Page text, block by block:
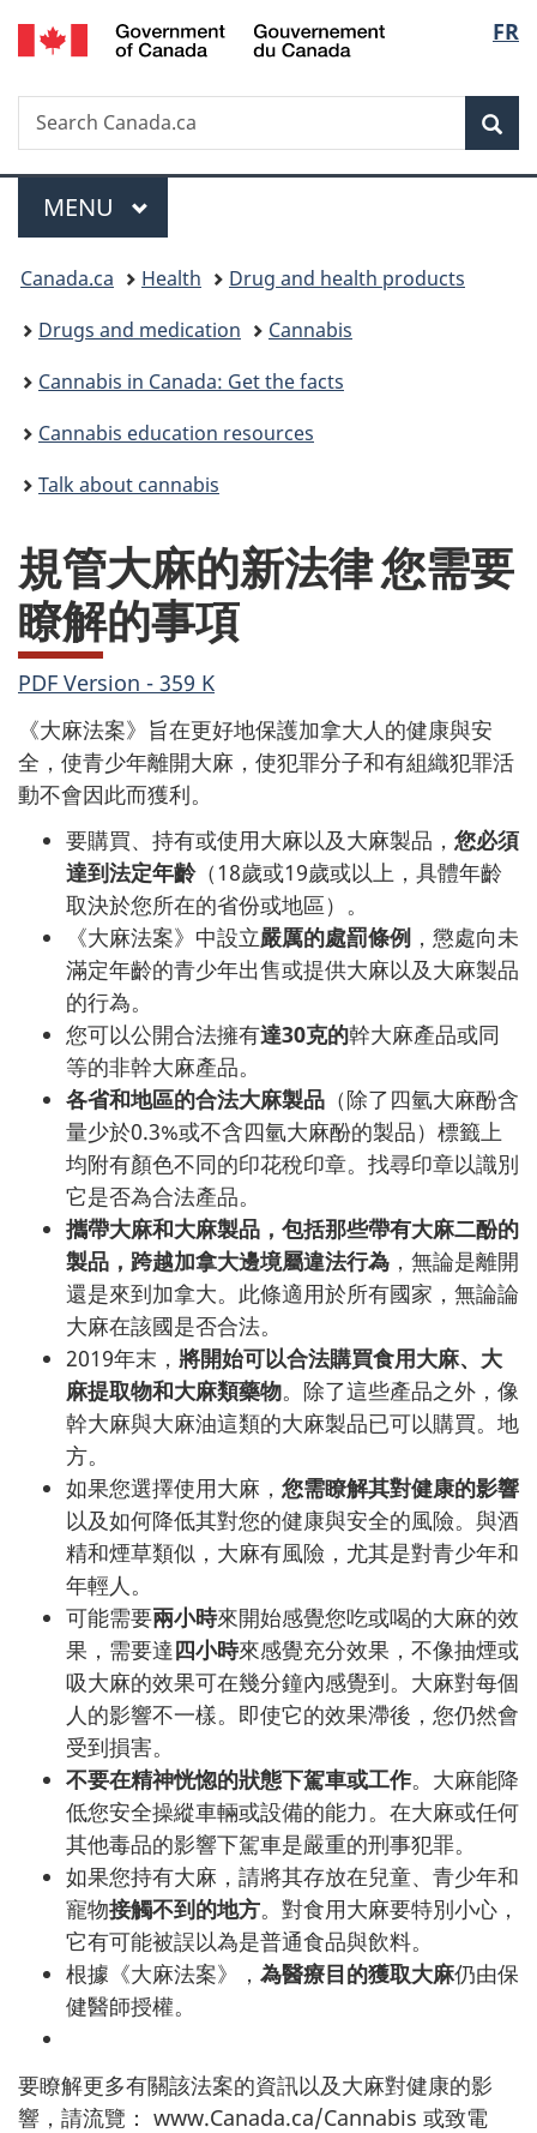
Skip
to
Skip
to
Switch
to
FR
Search
Search
Canada.ca
Menu
MAIN
MENU
You
are
here:
Canada.ca Health
Drug and health products
Drugs and medication
Cannabis
Cannabis in Canada: Get the facts
Cannabis education resources
Talk about cannabis
規管大麻的新法律 您需要
瞭解的事項
PDF Version - 359 K
《大麻法案》旨在更好地保護加拿大人的健康與安
全，使青少年離開大麻，使犯罪分子和有組織犯罪活
動不會因此而獲利。
要購買、持有或使用大麻以及大麻製品， 您必須
達到法定年齡（18歲或19歲或以上，具體年齡
取決於您所在的省份或地區）。
《大麻法案》中設立嚴厲的處罰條例 ，懲處向未
滿定年齡的青少年出售或提供大麻以及大麻製品
的行為。
您可以公開合法擁有達30克的幹大麻產品或同
等的非幹大麻產品。
各省和地區的合法大麻製品 （除了四氫大麻酚含
量少於0.3%或不含四氫大麻酚的製品）標籤上
均附有顏色不同的印花稅印章。找尋印章以識別
它是否為合法產品。
攜帶大麻和大麻製品，包括那些帶有大麻二酚的
製品，跨越加拿大邊境屬違法行為 ，無論是離開
還是來到加拿大。此條適用於所有國家，無論論
大麻在該國是否合法。
2019年末， 將開始可以合法購買食用大麻、大
麻提取物和大麻類藥物。除了這些產品之外，像
幹大麻與大麻油這類的大麻製品已可以購買。地
方。
如果您選擇使用大麻， 您需瞭解其對健康的影響
以及如何降低其對您的健康與安全的風險。與酒
精和煙草類似，大麻有風險，尤其是對青少年和
年輕人。
可能需要兩小時來開始感覺您吃或喝的大麻的效
果，需要達四小時來感覺充分效果，不像抽煙或
吸大麻的效果可在幾分鐘內感覺到。大麻對每個
人的影響不一樣。即使它的效果滯後，您仍然會
受到損害。
不要在精神恍惚的狀態下駕車或工作。大麻能降
低您安全操縱車輛或設備的能力。在大麻或任何
其他毒品的影響下駕車是嚴重的刑事犯罪。
如果您持有大麻，請將其存放在兒童、青少年和
寵物接觸不到的地方。對食用大麻要特別小心，
它有可能被誤以為是普通食品與飲料。
根據《大麻法案》， 為醫療目的獲取大麻仍由保
健醫師授權。
要瞭解更多有關該法案的資訊以及大麻對健康的影
響，請流覽： www.Canada.ca/Cannabis 或致電